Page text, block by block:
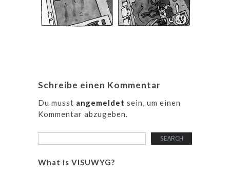
Schreibe einen Kommentar
Du musst angemeldet sein, um einen
Kommentar abzugeben.
What is VISUWYG?